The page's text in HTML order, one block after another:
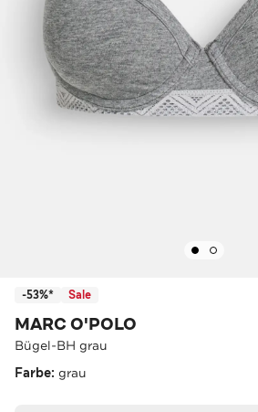
-53%* Sale
MARC O'POLO
Bügel-BH grau
Farbe: grau